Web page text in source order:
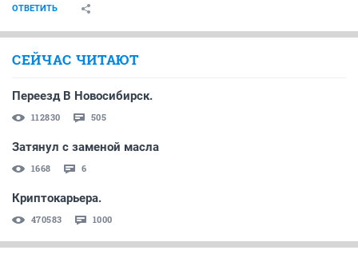
ОТВЕТИТЬ
СЕЙЧАС ЧИТАЮТ
Переезд В Новосибирск.
112830 505
Затянул с заменой масла
1668 6
Криптокарьера.
470583 1000